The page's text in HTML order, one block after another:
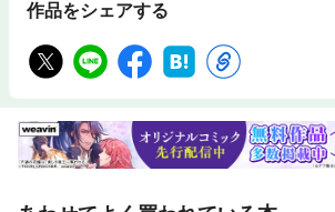
作品をシェアする